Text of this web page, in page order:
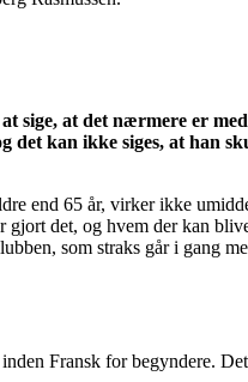
sige, at det nærmere er
det kan ikke siges, at han
end 65 år, virker ikke
gjort det, og hvem der kan
som straks går i gang
Fransk for begyndere.